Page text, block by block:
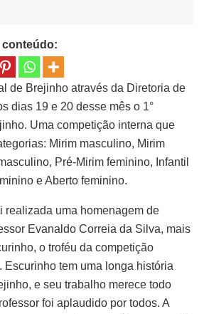
de Brejinho através da Diretoria de
dias 19 e 20 desse mês o 1°
Uma competição interna que
Mirim masculino, Mirim
Pré-Mirim feminino, Infantil
e Aberto feminino.
realizada uma homenagem de
Evanaldo Correia da Silva, mais
o troféu da competição
Escurinho tem uma longa história
e seu trabalho merece todo
foi aplaudido por todos. A